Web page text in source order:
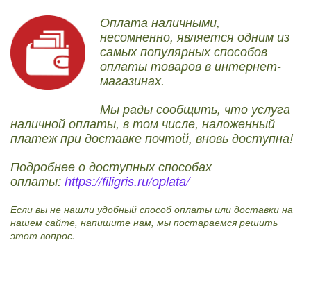
Оплата наличными,
несомненно, является одним из
самых популярных способов
оплаты товаров в интернет-
магазинах.
Мы рады сообщить, что услуга
наличной оплаты, в том числе, наложенный
платеж при доставке почтой, вновь доступна!
Подробнее о доступных способах
оплаты: https://filigris.ru/oplata/
Если вы не нашли удобный способ оплаты или доставки на
нашем сайте, напишите нам, мы постараемся решить
этот вопрос.